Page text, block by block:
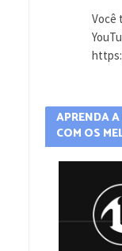
Você
APRENDA
COM OS